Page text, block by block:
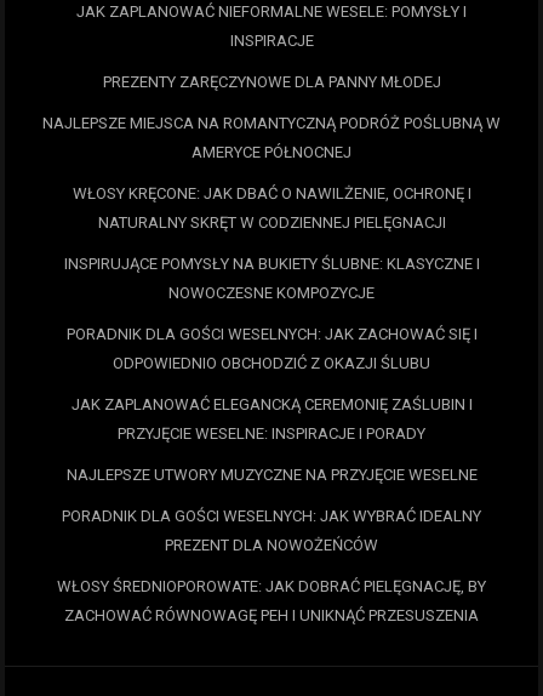
JAK ZAPLANOWAĆ NIEFORMALNE WESELE: POMYSŁY I
INSPIRACJE
PREZENTY ZARĘCZYNOWE DLA PANNY MŁODEJ
NAJLEPSZE MIEJSCA NA ROMANTYCZNĄ PODRÓŻ POŚLUBNĄ W
AMERYCE PÓŁNOCNEJ
WŁOSY KRĘCONE: JAK DBAĆ O NAWILŻENIE, OCHRONĘ I
NATURALNY SKRĘT W CODZIENNEJ PIELĘGNACJI
INSPIRUJĄCE POMYSŁY NA BUKIETY ŚLUBNE: KLASYCZNE I
NOWOCZESNE KOMPOZYCJE
PORADNIK DLA GOŚCI WESELNYCH: JAK ZACHOWAĆ SIĘ I
ODPOWIEDNIO OBCHODZIĆ Z OKAZJI ŚLUBU
JAK ZAPLANOWAĆ ELEGANCKĄ CEREMONIĘ ZAŚLUBIN I
PRZYJĘCIE WESELNE: INSPIRACJE I PORADY
NAJLEPSZE UTWORY MUZYCZNE NA PRZYJĘCIE WESELNE
PORADNIK DLA GOŚCI WESELNYCH: JAK WYBRAĆ IDEALNY
PREZENT DLA NOWOŻEŃCÓW
WŁOSY ŚREDNIOPOROWATE: JAK DOBRAĆ PIELĘGNACJĘ, BY
ZACHOWAĆ RÓWNOWAGĘ PEH I UNIKNĄĆ PRZESUSZENIA